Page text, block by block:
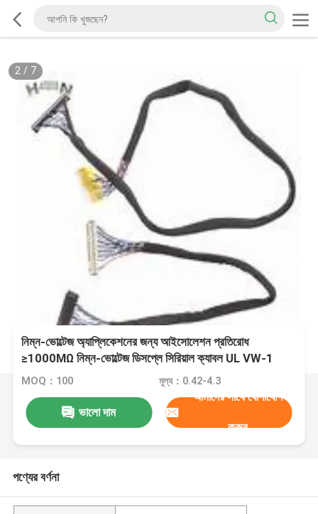
2/ 7
নিম্ন-ভোল্টেজ অ্যাপ্লিকেশনের জন্য আইসোলেশন প্রতিরোধ
≥1000MΩ নিম্ন-ভোল্টেজ ডিসপ্লে সিরিয়াল ক্যাবল UL VW-1
MOQ：100 মূল্য：0.42-4.3
ভালো দাম
আমাদের সাথে যোগাযোগ
করুন
পণ্যের বর্ণনা